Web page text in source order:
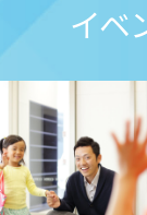
イベ